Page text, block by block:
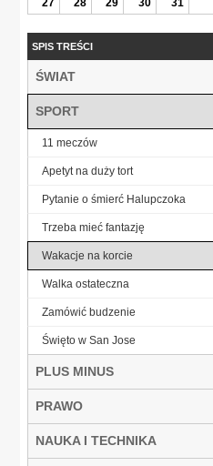
SPIS TREŚCI
ŚWIAT
SPORT
11 meczów
Apetyt na duży tort
Pytanie o śmierć Halupczoka
Trzeba mieć fantazję
Wakacje na korcie
Walka ostateczna
Zamówić budzenie
Święto w San Jose
PLUS MINUS
PRAWO
NAUKA I TECHNIKA